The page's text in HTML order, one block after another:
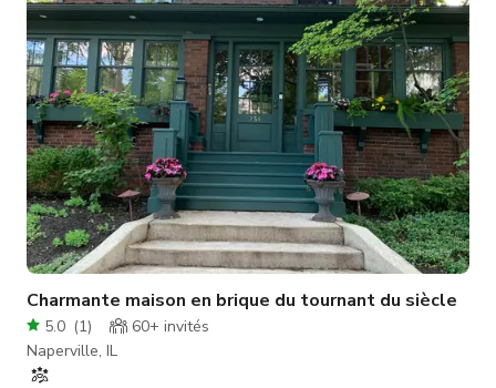
Charmante maison en brique du tournant du siècle
5.0 (1) 60+ invités
Naperville, IL